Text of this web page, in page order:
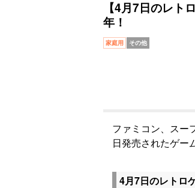
【4月7日のレト
年！
家庭用 その他
ファミコン、スー
日発売されたゲー
4月7日のレトロ